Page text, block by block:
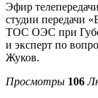
Эфир
студии передачи
ТОС ОЭС при
и эксперт по
Жуков.
Просмотры 106